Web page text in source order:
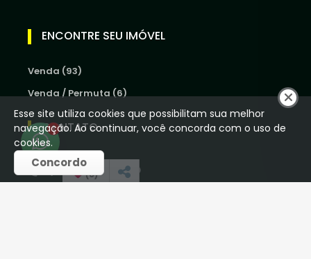
ENCONTRE SEU IMÓVEL
Venda (93)
Venda / Permuta (6)
CONTATO
(16) 98250-5012
1
(0)
Esse site utiliza cookies que possibilitam sua melhor
navegação. Ao continuar, você concorda com o uso de
cookies.
Concordo